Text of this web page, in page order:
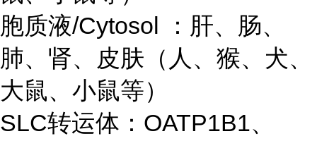
胞质液/Cytosol ：肝、肠、
肺、肾、皮肤（人、猴、犬、
大鼠、小鼠等）
SLC转运体：OATP1B1、